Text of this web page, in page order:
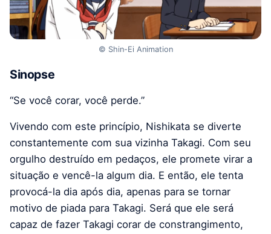
© Shin-Ei Animation
Sinopse
“Se você corar, você perde.”
Vivendo com este princípio, Nishikata se diverte
constantemente com sua vizinha Takagi. Com seu
orgulho destruído em pedaços, ele promete virar a
situação e vencê-la algum dia. E então, ele tenta
provocá-la dia após dia, apenas para se tornar
motivo de piada para Takagi. Será que ele será
capaz de fazer Takagi corar de constrangimento,